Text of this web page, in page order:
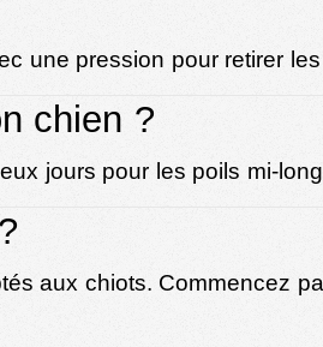
une pression pour retirer
chien ?
jours pour les poils mi-
aux chiots. Commencez